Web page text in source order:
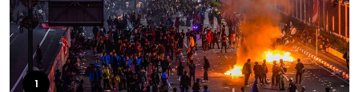
1